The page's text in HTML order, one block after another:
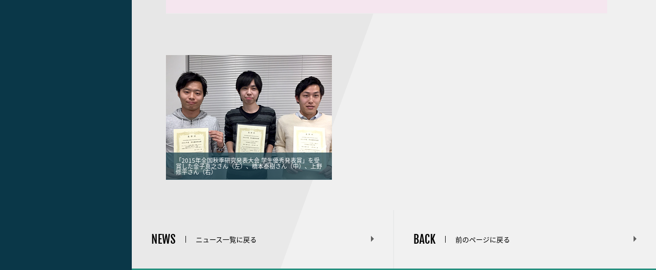
「2015年全国秋季研究発表大会 学生優秀発表賞」を受
賞した金子真之さん（左）、橋本泰樹さん（中）、上野
修平さん（右）
NEWS ニュース一覧に戻る BACK 前のページに戻る